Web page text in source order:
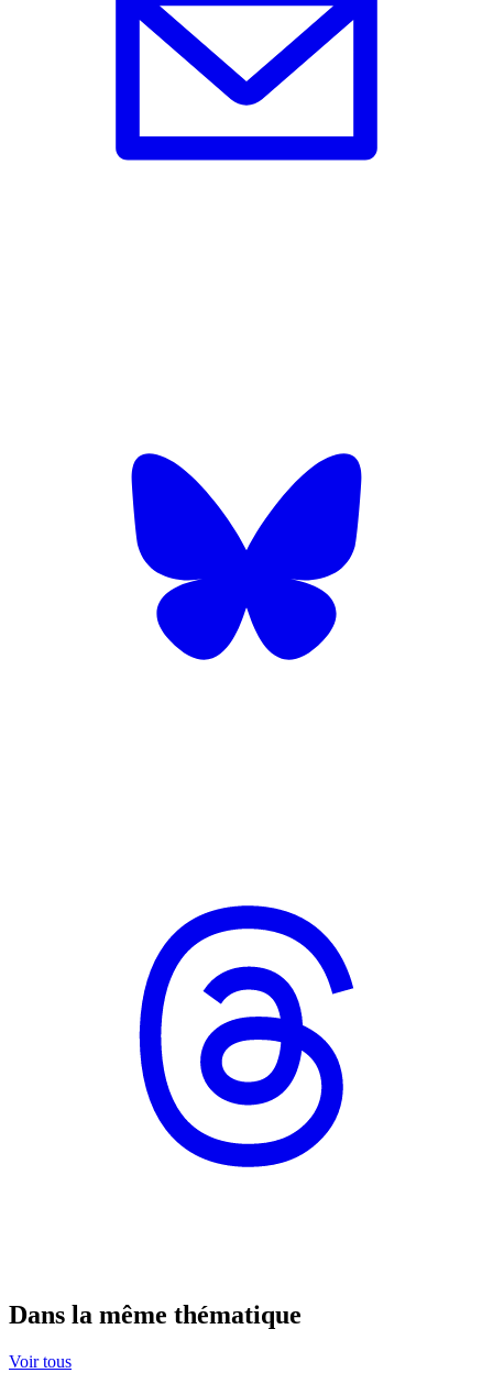
Dans la même thématique
Voir tous